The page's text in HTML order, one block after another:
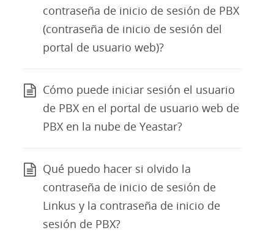
contraseña de inicio de sesión de PBX
(contraseña de inicio de sesión del
portal de usuario web)?
Cómo puede iniciar sesión el usuario
de PBX en el portal de usuario web de
PBX en la nube de Yeastar?
Qué puedo hacer si olvido la
contraseña de inicio de sesión de
Linkus y la contraseña de inicio de
sesión de PBX?